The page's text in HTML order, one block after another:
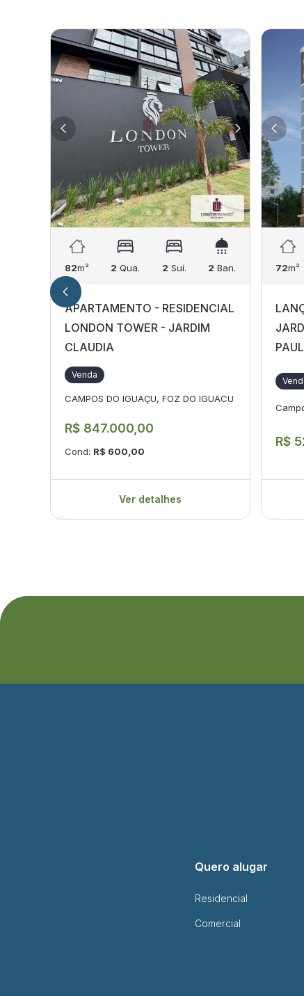
82m² 2 Qua. 2 Suí. 2 Ban.
APARTAMENTO - RESIDENCIAL
LONDON TOWER - JARDIM
CLAUDIA
Venda
CAMPOS DO IGUAÇU, FOZ DO IGUACU
R$ 847.000,00
Cond: R$ 600,00
Ver detalhes
72m²
R$
Quero alugar
Residencial
Comercial